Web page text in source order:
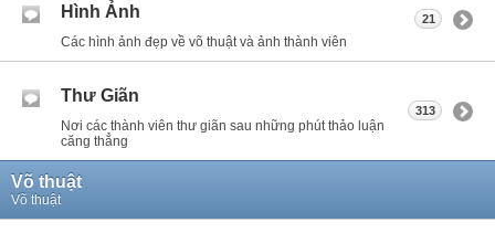
Hình Ảnh
Các hình ảnh đẹp về võ thuật và ảnh thành viên
21
Thư Giãn
Nơi các thành viên thư giãn sau những phút thảo luận
căng thẳng
313
Võ thuật
Võ thuật